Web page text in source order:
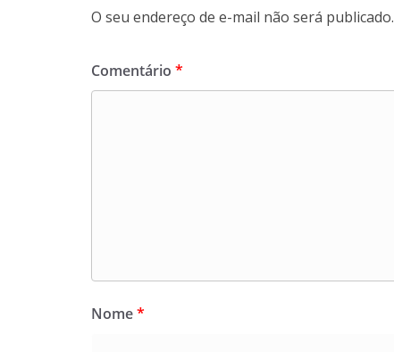
O seu endereço de e-mail não será publicado.
Comentário *
Nome*